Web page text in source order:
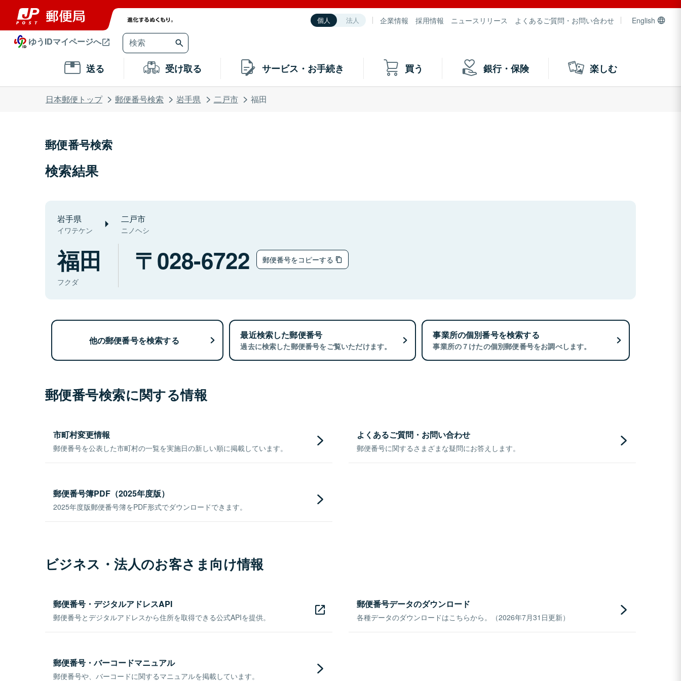
個人 法人 企業情報 採用情報 ニュースリリース よくあるご質問・お問い合わせ English
ゆうIDマイページへ
送る 受け取る サービス・お手続き 買う 銀行・保険 楽しむ
日本郵便トップ 郵便番号検索 岩手県 二戸市 福田
郵便番号検索
検索結果
岩手県
イワテケン
二戸市
ニノヘシ
福田
フクダ
028-6722 郵便番号をコピーする
他の郵便番号を検索する 最近検索した郵便番号
過去に検索した郵便番号をご覧いただけます。
事業所の個別番号を検索する
事業所の７けたの個別郵便番号をお調べします。
郵便番号検索に関する情報
市町村変更情報
郵便番号を公表した市町村の一覧を実施日の新しい順に掲載しています。
よくあるご質問・お問い合わせ
郵便番号に関するさまざまな疑問にお答えします。
郵便番号簿PDF（2025年度版）
2025年度版郵便番号簿をPDF形式でダウンロードできます。
ビジネス・法人のお客さま向け情報
郵便番号・デジタルアドレスAPI
郵便番号とデジタルアドレスから住所を取得できる公式APIを提供。
郵便番号データのダウンロード
各種データのダウンロードはこちらから。（2026年7月31日更新）
郵便番号・バーコードマニュアル
郵便番号や、バーコードに関するマニュアルを掲載しています。